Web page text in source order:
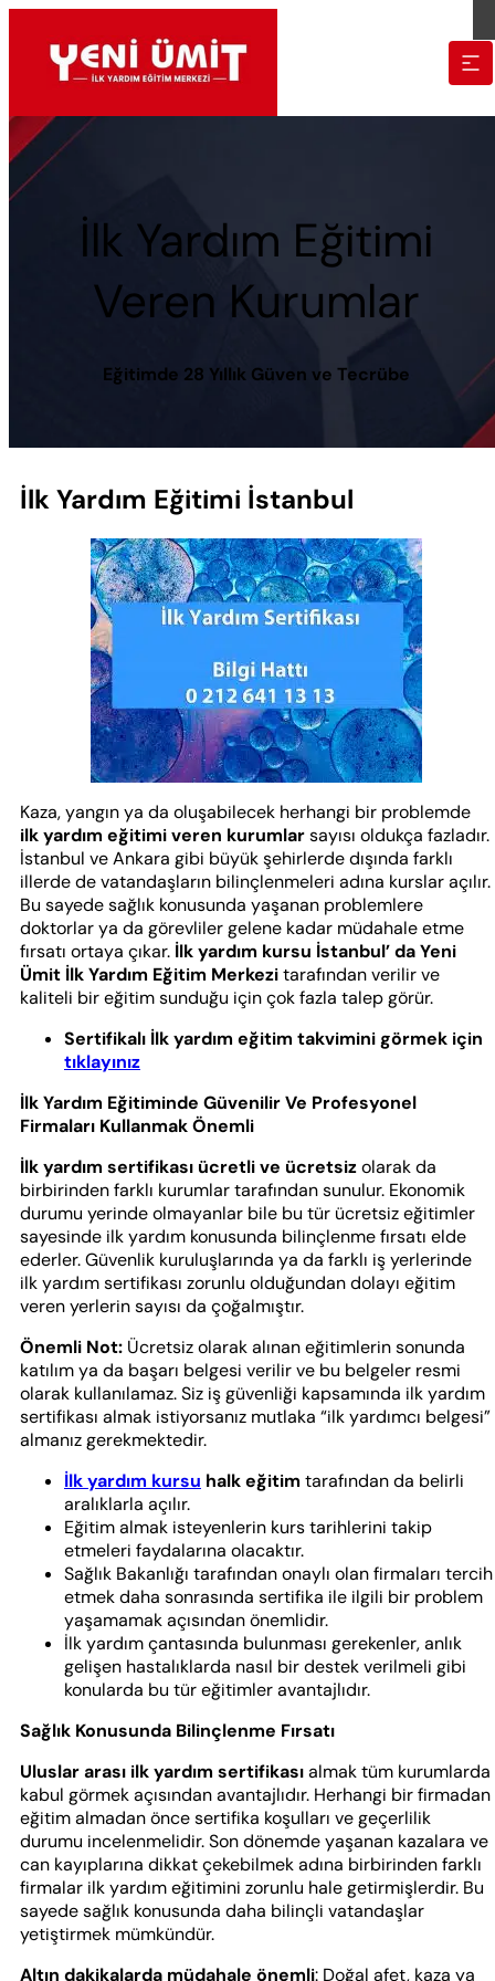
İlk Yardım Eğitimi
Veren Kurumlar
Eğitimde 28 Yıllık Güven ve Tecrübe
İlk Yardım Eğitimi İstanbul
Kaza, yangın ya da oluşabilecek herhangi bir problemde
ilk yardım eğitimi veren kurumlarsayısı oldukça fazladır.
İstanbul ve Ankara gibi büyük şehirlerde dışında farklı
illerde de vatandaşların bilinçlenmeleri adına kurslar açılır.
Bu sayede sağlık konusunda yaşanan problemlere
doktorlar ya da görevliler gelene kadar müdahale etme
fırsatı ortaya çıkar. İlk yardım kursu İstanbul’ da Yeni
Ümit İlk Yardım Eğitim Merkezitarafından verilir ve
kaliteli bir eğitim sunduğu için çok fazla talep görür.
Sertifikalı İlk yardım eğitim takvimini görmek için
tıklayınız
İlk Yardım Eğitiminde Güvenilir Ve Profesyonel
Firmaları Kullanmak Önemli
İlk yardım sertifikası ücretli ve ücretsizolarak da
birbirinden farklı kurumlar tarafından sunulur. Ekonomik
durumu yerinde olmayanlar bile bu tür ücretsiz eğitimler
sayesinde ilk yardım konusunda bilinçlenme fırsatı elde
ederler. Güvenlik kuruluşlarında ya da farklı iş yerlerinde
ilk yardım sertifikası zorunlu olduğundan dolayı eğitim
veren yerlerin sayısı da çoğalmıştır.
Önemli Not: Ücretsiz olarak alınan eğitimlerin sonunda
katılım ya da başarı belgesi verilir ve bu belgeler resmi
olarak kullanılamaz. Siz iş güvenliği kapsamında ilk yardım
sertifikası almak istiyorsanız mutlaka “ilk yardımcı belgesi”
almanız gerekmektedir.
İlk yardım kursu halk eğitim tarafından da belirli
aralıklarla açılır.
Eğitim almak isteyenlerin kurs tarihlerini takip
etmeleri faydalarına olacaktır.
Sağlık Bakanlığı tarafından onaylı olan firmaları tercih
etmek daha sonrasında sertifika ile ilgili bir problem
yaşamamak açısından önemlidir.
İlk yardım çantasında bulunması gerekenler, anlık
gelişen hastalıklarda nasıl bir destek verilmeli gibi
konularda bu tür eğitimler avantajlıdır.
Sağlık Konusunda Bilinçlenme Fırsatı
Uluslar arası ilk yardım sertifikasıalmak tüm kurumlarda
kabul görmek açısından avantajlıdır. Herhangi bir firmadan
eğitim almadan önce sertifika koşulları ve geçerlilik
durumu incelenmelidir. Son dönemde yaşanan kazalara ve
can kayıplarına dikkat çekebilmek adına birbirinden farklı
firmalar ilk yardım eğitimini zorunlu hale getirmişlerdir. Bu
sayede sağlık konusunda daha bilinçli vatandaşlar
yetiştirmek mümkündür.
Altın dakikalarda müdahale önemli: Doğal afet, kaza ya